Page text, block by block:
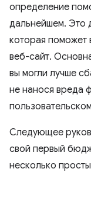
определение
дальнейшем. Это
которая поможет
веб-сайт.
вы могли лучше
не нанося вреда
Следующее
свой первый
несколько